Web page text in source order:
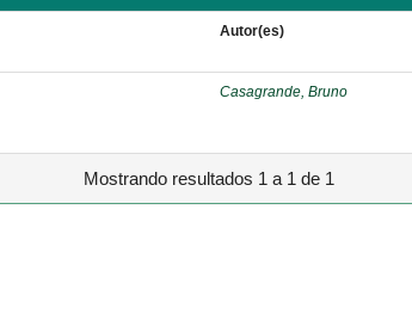
Autor(es)
Casagrande, Bruno
Mostrando resultados 1 a 1 de 1